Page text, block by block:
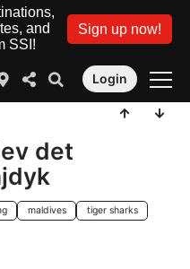
and
SSI!
Sign up now!
Login
det
maldives tiger sharks